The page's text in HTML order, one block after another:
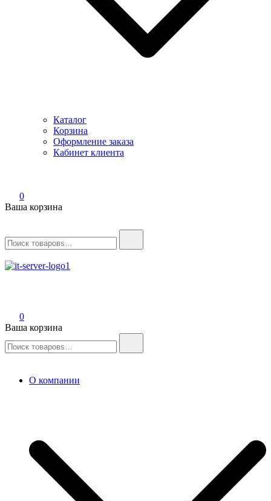
Каталог
Корзина
Оформление заказа
Кабинет клиента
0
Ваша корзина
0
Ваша корзина
О компании